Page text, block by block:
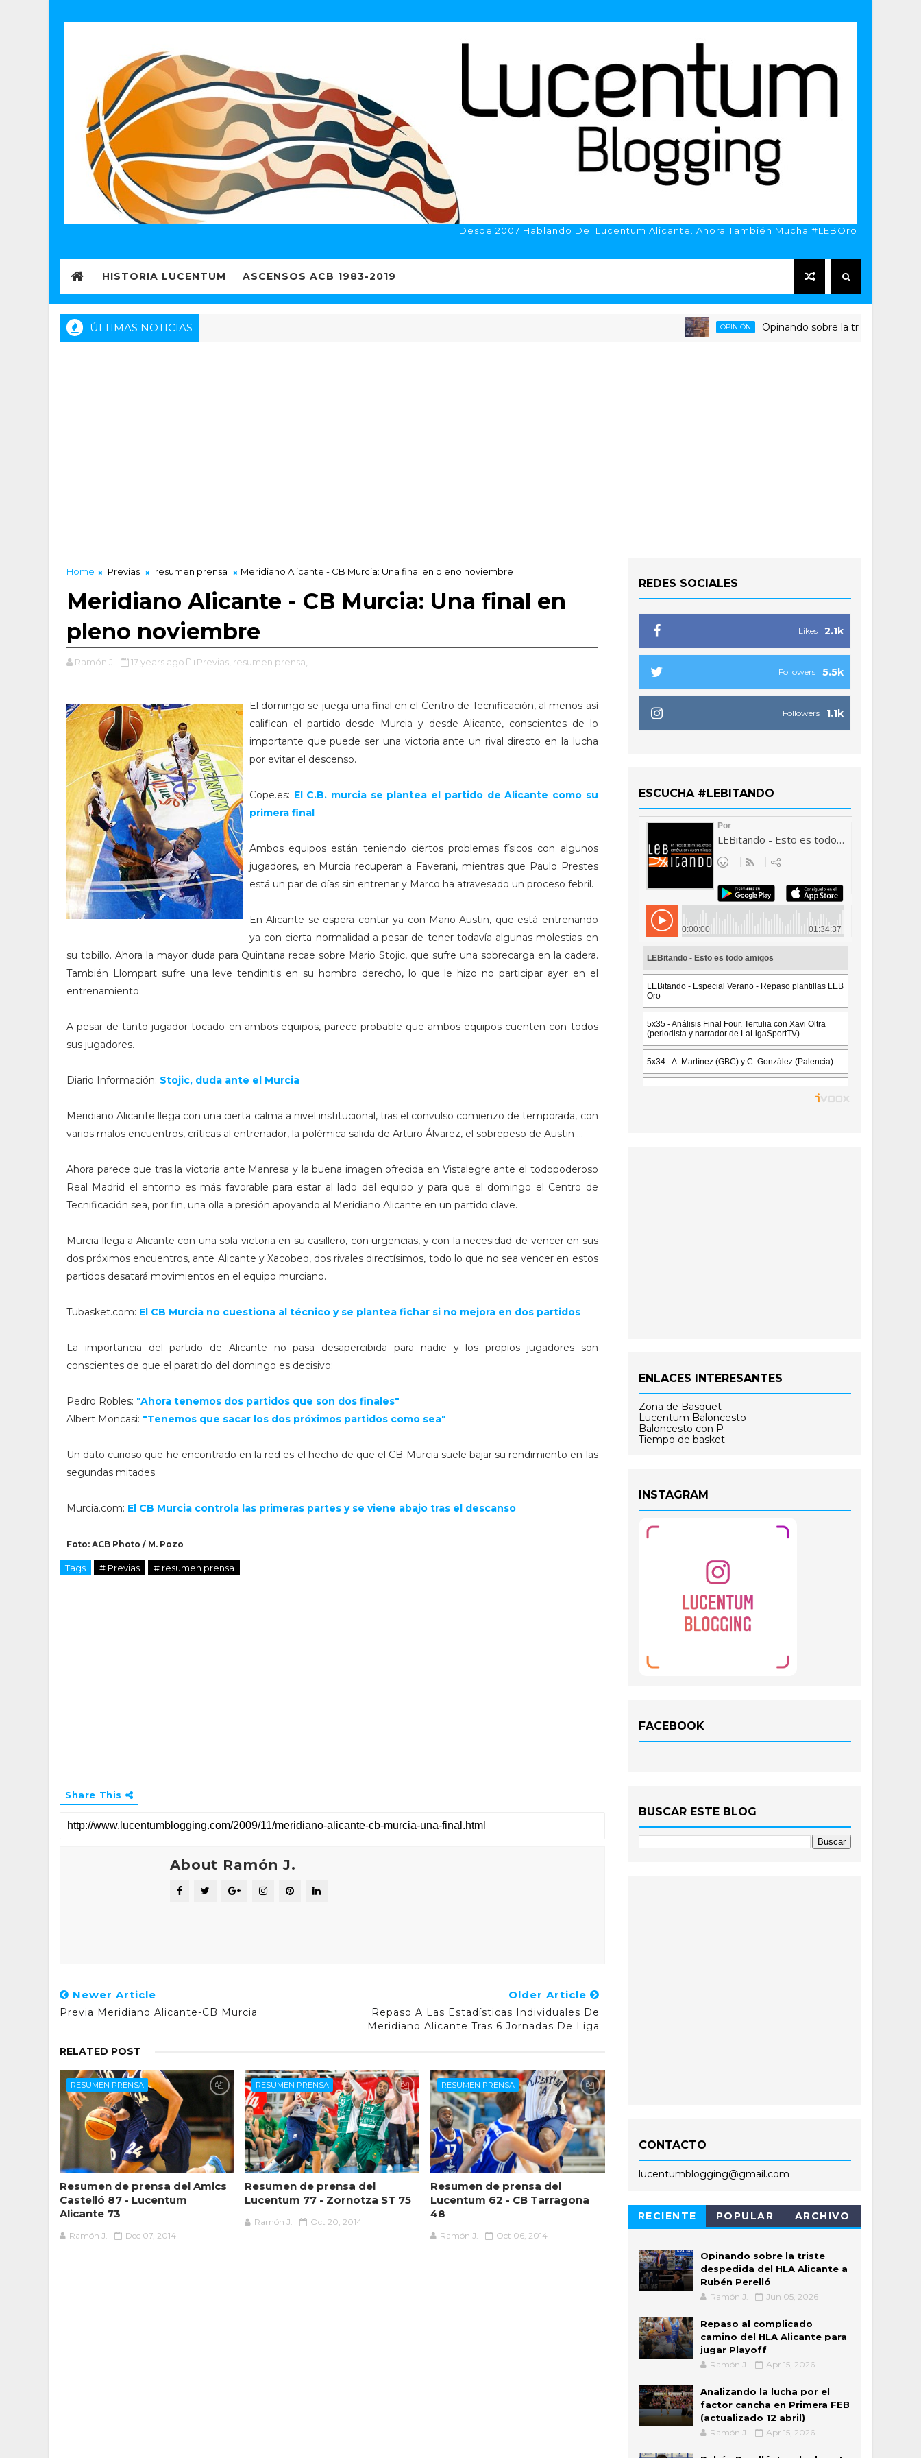
Desde 2007 Hablando Del Lucentum Alicante. Ahora También Mucha #LEBOro
HISTORIA LUCENTUM ASCENSOS ACB 1983-2019
ÚLTIMAS NOTICIAS OPINIÓN Opinando sobre la triste despedida del
Home Previas resumen prensa Meridiano Alicante - CB Murcia: Una final en pleno noviembre
Meridiano Alicante - CB Murcia: Una final en
pleno noviembre
Ramón J. 17 years ago Previas, resumen prensa,
El domingo se juega una final en el Centro de Tecnificación, al menos así
califican el partido desde Murcia y desde Alicante, conscientes de lo
importante que puede ser una victoria ante un rival directo en la lucha
por evitar el descenso.
Cope.es: El C.B. murcia se plantea el partido de Alicante como su
primera final
Ambos equipos están teniendo ciertos problemas físicos con algunos
jugadores, en Murcia recuperan a Faverani, mientras que Paulo Prestes
está un par de días sin entrenar y Marco ha atravesado un proceso febril.
En Alicante se espera contar ya con Mario Austin, que está entrenando
ya con cierta normalidad a pesar de tener todavía algunas molestias en
su tobillo. Ahora la mayor duda para Quintana recae sobre Mario Stojic, que sufre una sobrecarga en la cadera.
También Llompart sufre una leve tendinitis en su hombro derecho, lo que le hizo no participar ayer en el
entrenamiento.
A pesar de tanto jugador tocado en ambos equipos, parece probable que ambos equipos cuenten con todos
sus jugadores.
Diario Información: Stojic, duda ante el Murcia
Meridiano Alicante llega con una cierta calma a nivel institucional, tras el convulso comienzo de temporada, con
varios malos encuentros, críticas al entrenador, la polémica salida de Arturo Álvarez, el sobrepeso de Austin ...
Ahora parece que tras la victoria ante Manresa y la buena imagen ofrecida en Vistalegre ante el todopoderoso
Real Madrid el entorno es más favorable para estar al lado del equipo y para que el domingo el Centro de
Tecnificación sea, por fin, una olla a presión apoyando al Meridiano Alicante en un partido clave.
Murcia llega a Alicante con una sola victoria en su casillero, con urgencias, y con la necesidad de vencer en sus
dos próximos encuentros, ante Alicante y Xacobeo, dos rivales directísimos, todo lo que no sea vencer en estos
partidos desatará movimientos en el equipo murciano.
Tubasket.com: El CB Murcia no cuestiona al técnico y se plantea fichar si no mejora en dos partidos
La importancia del partido de Alicante no pasa desapercibida para nadie y los propios jugadores son
conscientes de que el paratido del domingo es decisivo:
Pedro Robles: "Ahora tenemos dos partidos que son dos finales"
Albert Moncasi: "Tenemos que sacar los dos próximos partidos como sea"
Un dato curioso que he encontrado en la red es el hecho de que el CB Murcia suele bajar su rendimiento en las
segundas mitades.
Murcia.com: El CB Murcia controla las primeras partes y se viene abajo tras el descanso
Foto: ACB Photo / M. Pozo
Tags # Previas # resumen prensa
Share This
About Ramón J.
Newer Article
Previa Meridiano Alicante-CB Murcia
Older Article
Repaso A Las Estadísticas Individuales De
Meridiano Alicante Tras 6 Jornadas De Liga
RELATED POST
RESUMEN PRENSA
Resumen de prensa del Amics
Castelló 87 - Lucentum
Alicante 73
Ramón J. Dec 07, 2014
RESUMEN PRENSA
Resumen de prensa del
Lucentum 77 - Zornotza ST 75
Ramón J. Oct 20, 2014
RESUMEN PRENSA
Resumen de prensa del
Lucentum 62 - CB Tarragona
48
Ramón J. Oct 06, 2014
REDES SOCIALES
2.1k
Likes
5.5k
Followers
1.1k
Followers
ESCUCHA #LEBITANDO
ENLACES INTERESANTES
Zona de Basquet
Lucentum Baloncesto
Baloncesto con P
Tiempo de basket
INSTAGRAM
FACEBOOK
BUSCAR ESTE BLOG
CONTACTO
lucentumblogging@gmail.com
RECIENTE POPULAR ARCHIVO
Opinando sobre la triste
despedida del HLA Alicante a
Rubén Perelló
Ramón J. Jun 05, 2026
Repaso al complicado
camino del HLA Alicante para
jugar Playoff
Ramón J. Apr 15, 2026
Analizando la lucha por el
factor cancha en Primera FEB
(actualizado 12 abril)
Ramón J. Apr 15, 2026